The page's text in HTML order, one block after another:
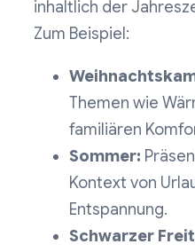
inhaltlich der
Zum Beispiel:
Themen wie
familiären
Sommer:
Kontext von
Entspannung.
Schwarzer